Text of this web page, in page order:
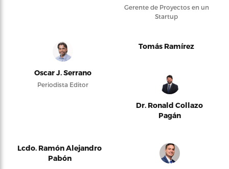
Gerente de Proyectos en un
Startup
Oscar J. Serrano
Periodista Editor
Tomás Ramírez
Dr. Ronald Collazo
Pagán
Lcdo. Ramón Alejandro
Pabón